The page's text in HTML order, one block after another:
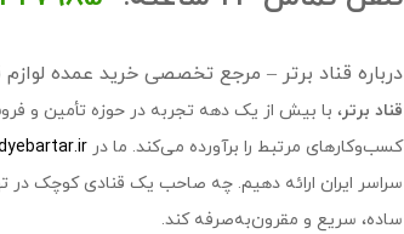
درباره قناد برتر – مرجع تخصصی خرید عمده لوازم
قناد برتر، با بیش از یک دهه تجربه در حوزه تأمین و
کسب‌وکارهای مرتبط را برآورده می‌کند. ما در
سراسر ایران ارائه دهیم. چه صاحب یک قنادی کوچک در
ساده، سریع و مقرون‌به‌صرفه کند.